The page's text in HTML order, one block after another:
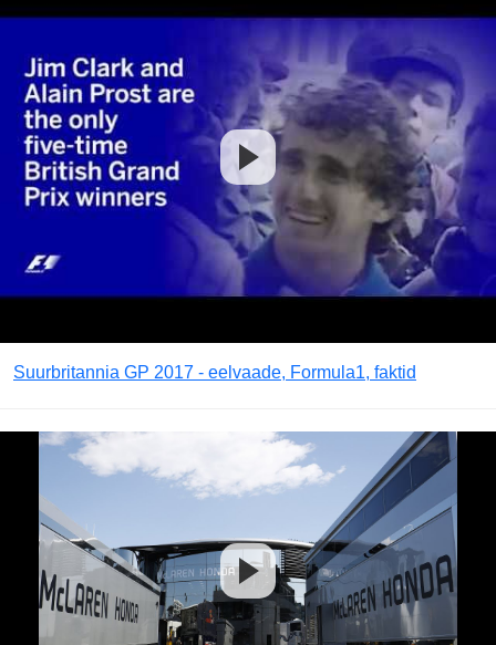
Suurbritannia GP 2017 - eelvaade, Formula1, faktid